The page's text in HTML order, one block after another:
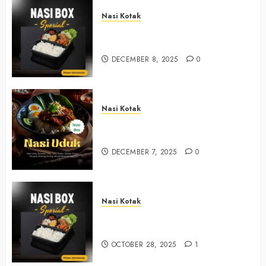
Nasi Kotak
DECEMBER 8, 2025 0
Nasi Kotak
DECEMBER 7, 2025 0
Nasi Kotak
OCTOBER 28, 2025 1